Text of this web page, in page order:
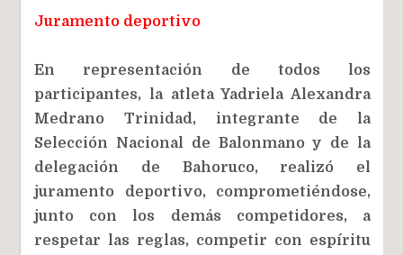
Juramento deportivo
En representación de todos los
participantes, la atleta Yadriela Alexandra
Medrano Trinidad, integrante de la
Selección Nacional de Balonmano y de la
delegación de Bahoruco, realizó el
juramento deportivo, comprometiéndose,
junto con los demás competidores, a
respetar las reglas, competir con espíritu